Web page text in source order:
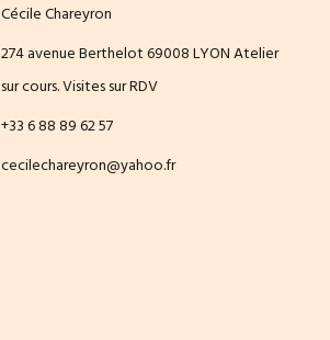
Cécile Chareyron
274 avenue Berthelot 69008 LYON Atelier
sur cours. Visites sur RDV
+33 6 88 89 62 57
cecilechareyron@yahoo.fr